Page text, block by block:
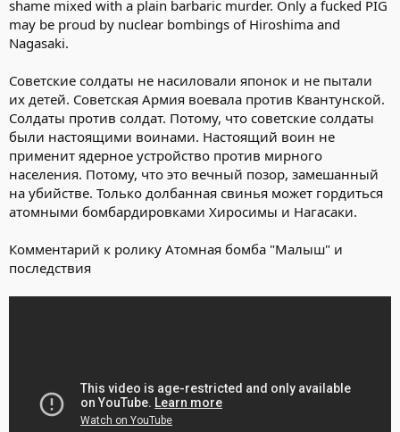
shame mixed with a plain barbaric murder. Only a fucked PIG
may be proud by nuclear bombings of Hiroshima and
Nagasaki.
Советские солдаты не насиловали японок и не пытали
их детей. Советская Армия воевала против Квантунской.
Солдаты против солдат. Потому, что советские солдаты
были настоящими воинами. Настоящий воин не
применит ядерное устройство против мирного
населения. Потому, что это вечный позор, замешанный
на убийстве. Только долбанная свинья может гордиться
атомными бомбардировками Хиросимы и Нагасаки.
Комментарий к ролику Атомная бомба "Малыш" и
последствия